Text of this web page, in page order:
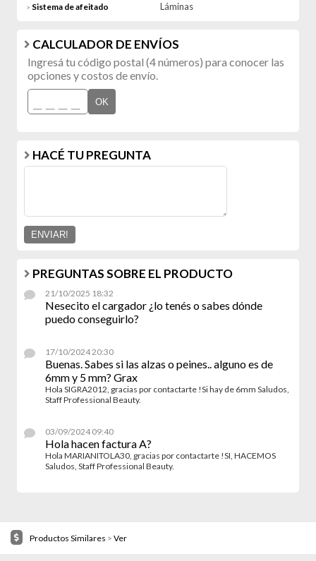
> Sistema de afeitado Láminas
CALCULADOR DE ENVÍOS
Ingresá tu código postal (4 números) para conocer las
opciones y costos de envío.
OK
HACÉ TU PREGUNTA
PREGUNTAS SOBRE EL PRODUCTO
21/10/2025 18:32
Nesecito el cargador ¿lo tenés o sabes dónde
puedo conseguirlo?
17/10/2024 20:30
Buenas. Sabes si las alzas o peines.. alguno es de
6mm y 5 mm? Grax
Hola SIGRA2012, gracias por contactarte !Si hay de 6mm Saludos,
Staff Professional Beauty.
03/09/2024 09:40
Hola hacen factura A?
Hola MARIANITOLA30, gracias por contactarte !SI, HACEMOS
Saludos, Staff Professional Beauty.
Productos Similares > Ver